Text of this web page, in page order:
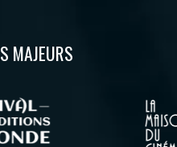
MAJEURS